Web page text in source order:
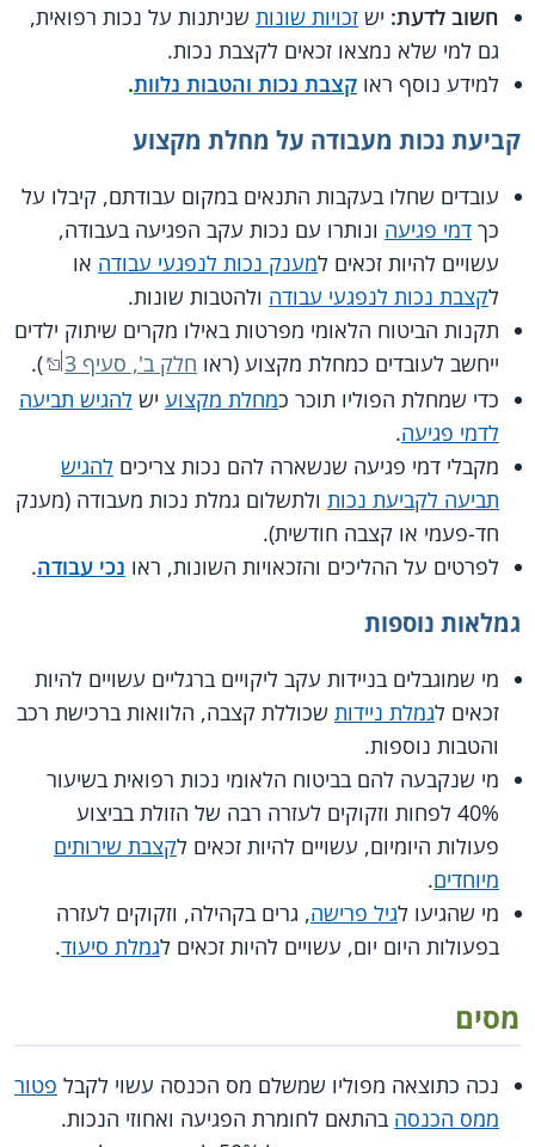
חשוב לדעת: יש זכויות שונות שניתנות על נכות רפואית,
גם למי שלא נמצאו זכאים לקצבת נכות.
למידע נוסף ראו קצבת נכות והטבות נלוות.
קביעת נכות מעבודה על מחלת מקצוע
עובדים שחלו בעקבות התנאים במקום עבודתם, קיבלו על
כך דמי פגיעה ונותרו עם נכות עקב הפגיעה בעבודה,
עשויים להיות זכאים למענק נכות לנפגעי עבודה או
לקצבת נכות לנפגעי עבודה ולהטבות שונות.
תקנות הביטוח הלאומי מפרטות באילו מקרים שיתוק ילדים
ייחשב לעובדים כמחלת מקצוע (ראו חלק ב', סעיף 3
).
כדי שמחלת הפוליו תוכר כמחלת מקצוע יש להגיש תביעה
לדמי פגיעה.
מקבלי דמי פגיעה שנשארה להם נכות צריכים להגיש
תביעה לקביעת נכות ולתשלום גמלת נכות מעבודה (מענק
חד-פעמי או קצבה חודשית).
לפרטים על ההליכים והזכאויות השונות, ראו נכי עבודה.
גמלאות נוספות
מי שמוגבלים בניידות עקב ליקויים ברגליים עשויים להיות
זכאים לגמלת ניידות שכוללת קצבה, הלוואות ברכישת רכב
והטבות נוספות.
מי שנקבעה להם בביטוח הלאומי נכות רפואית בשיעור
40% לפחות וזקוקים לעזרה רבה של הזולת בביצוע
פעולות היומיום, עשויים להיות זכאים לקצבת שירותים
מיוחדים.
מי שהגיעו לגיל פרישה, גרים בקהילה, וזקוקים לעזרה
בפעולות היום יום, עשויים להיות זכאים לגמלת סיעוד.
מסים
נכה כתוצאה מפוליו שמשלם מס הכנסה עשוי לקבל פטור
ממס הכנסה בהתאם לחומרת הפגיעה ואחוזי הנכות.